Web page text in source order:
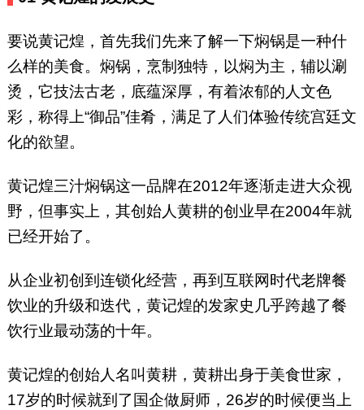
要说黄记煌，首先我们先来了解一下焖锅是一种什
么样的美食。焖锅，烹制独特，以焖为主，辅以涮
烫，它技法古老，底蕴深厚，有着浓郁的人文色
彩，称得上“御品”佳肴，满足了人们体验传统宫廷文
化的欲望。
黄记煌三汁焖锅这一品牌在2012年逐渐走进大众视
野，但事实上，其创始人黄耕的创业早在2004年就
已经开始了。
从企业初创到连锁化经营，再到互联网时代老牌餐
饮业的升级和迭代，黄记煌的发家史几乎跨越了餐
饮行业最动荡的十年。
黄记煌的创始人名叫黄耕，黄耕出身于美食世家，
17岁的时候就到了国企做厨师，26岁的时候便当上